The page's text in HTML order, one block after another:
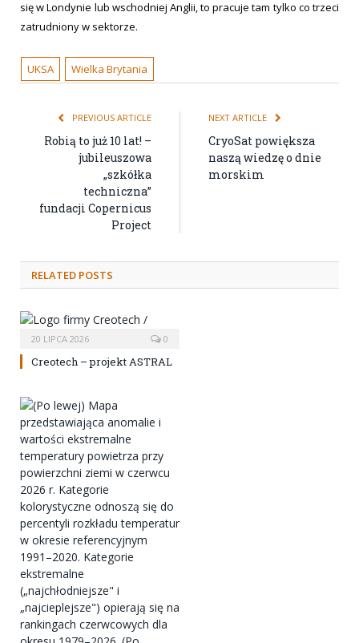
się w Londynie lub wschodniej Anglii, to pracuje tam tylko co trzeci
zatrudniony w sektorze.
UKSA Wielka Brytania
PREVIOUS ARTICLE
Robią to już 10 lat! –
jubileuszowa
„szkółka
techniczna”
fundacji Copernicus
Project
NEXT ARTICLE
CryoSat powiększa
naszą wiedzę o dnie
morskim
RELATED POSTS
20 LIPCA 2026 0
Creotech – projekt ASTRAL